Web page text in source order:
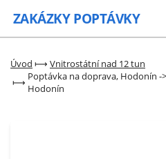
ZAKÁZKY POPTÁVKY
Úvod ⟼ Vnitrostátní nad 12 tun
⟼ Poptávka na doprava, Hodonín
Hodonín